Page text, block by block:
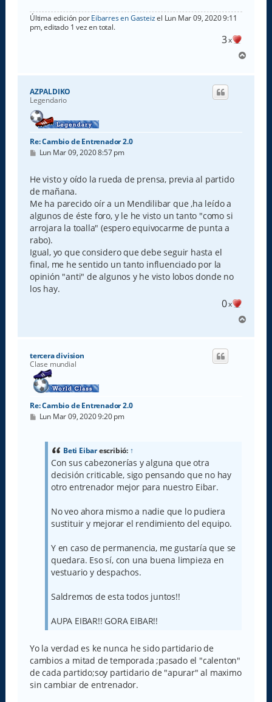
Última edición porEibarres en Gasteizel Lun Mar 09, 2020 9:11
pm, editado 1 vez en total.
3x
r
AZPALDIKO
Legendario
Re: Cambio de Entrenador 2.0
M
s
a
j
e
Lun Mar 09, 2020 8:57 pm
He visto y oído la rueda de prensa, previa al partido
de mañana.
Me ha parecido oír a un Mendilibar que ,ha leído a
algunos de éste foro, y le he visto un tanto "como si
arrojara la toalla" (espero equivocarme de punta a
rabo).
Igual, yo que considero que debe seguir hasta el
final, me he sentido un tanto influenciado por la
opinión "anti" de algunos y he visto lobos donde no
los hay.
0x
r
tercera division
Clase mundial
Re: Cambio de Entrenador 2.0
M
Lun Mar 09, 2020 9:20 pm
Beti Eibarescribió: ↑
Con sus cabezonerías y alguna que otra
decisión criticable, sigo pensando que no hay
otro entrenador mejor para nuestro Eibar.
No veo ahora mismo a nadie que lo pudiera
sustituir y mejorar el rendimiento del equipo.
Y en caso de permanencia, me gustaría que se
quedara. Eso sí, con una buena limpieza en
vestuario y despachos.
Saldremos de esta todos juntos!!
AUPA EIBAR!! GORA EIBAR!!
Yo la verdad es ke nunca he sido partidario de
cambios a mitad de temporada ;pasado el "calenton"
de cada partido;soy partidario de "apurar" al maximo
sin cambiar de entrenador.